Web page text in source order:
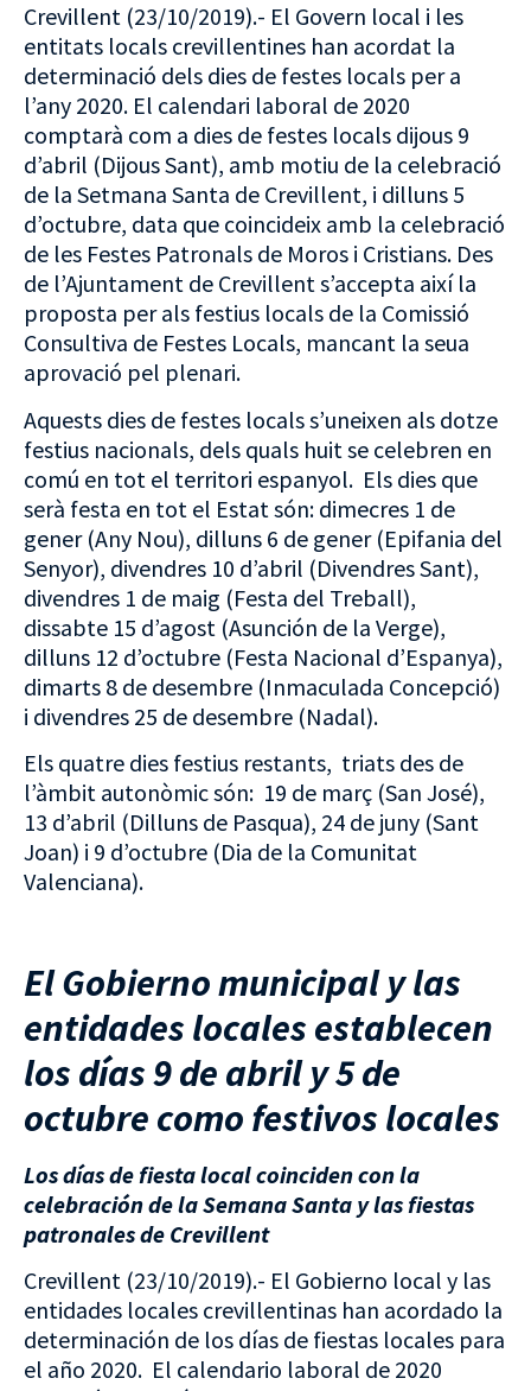
Crevillent (23/10/2019).- El Govern local i les
entitats locals crevillentines han acordat la
determinació dels dies de festes locals per a
l’any 2020. El calendari laboral de 2020
comptarà com a dies de festes locals dijous 9
d’abril (Dijous Sant), amb motiu de la celebració
de la Setmana Santa de Crevillent, i dilluns 5
d’octubre, data que coincideix amb la celebració
de les Festes Patronals de Moros i Cristians. Des
de l’Ajuntament de Crevillent s’accepta així la
proposta per als festius locals de la Comissió
Consultiva de Festes Locals, mancant la seua
aprovació pel plenari.
Aquests dies de festes locals s’uneixen als dotze
festius nacionals, dels quals huit se celebren en
comú en tot el territori espanyol. Els dies que
serà festa en tot el Estat són: dimecres 1 de
gener (Any Nou), dilluns 6 de gener (Epifania del
Senyor), divendres 10 d’abril (Divendres Sant),
divendres 1 de maig (Festa del Treball),
dissabte 15 d’agost (Asunción de la Verge),
dilluns 12 d’octubre (Festa Nacional d’Espanya),
dimarts 8 de desembre (Inmaculada Concepció)
i divendres 25 de desembre (Nadal).
Els quatre dies festius restants, triats des de
l’àmbit autonòmic són: 19 de març (San José),
13 d’abril (Dilluns de Pasqua), 24 de juny (Sant
Joan) i 9 d’octubre (Dia de la Comunitat
Valenciana).
El Gobierno municipal y las
entidades locales establecen
los días 9 de abril y 5 de
octubre como festivos locales
Los días de fiesta local coinciden con la
celebración de la Semana Santa y las fiestas
patronales de Crevillent
Crevillent (23/10/2019).- El Gobierno local y las
entidades locales crevillentinas han acordado la
determinación de los días de fiestas locales para
el año 2020. El calendario laboral de 2020